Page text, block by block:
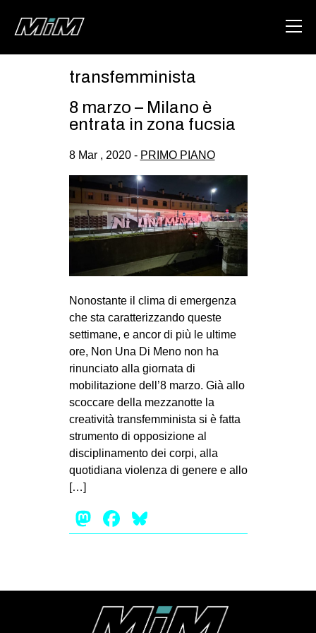
ABOUT
AREA
DEGENERAZIONE
GAZA FREESTYLE
CSOA LAMBRETTA
STUDENTI TSUNAMI
ZAM
MILANO
MOBILITAZIONI
SPAZI
SPORT POPOLARE
MOVIMENTI
AMBIENTE
ANTIFASCISMO
GENERI
REPRESSIONE
STUDENTI
transfemminista
8 marzo – Milano è
entrata in zona fucsia
8 Mar , 2020 - PRIMO PIANO
Nonostante il clima di emergenza
che sta caratterizzando queste
settimane, e ancor di più le ultime
ore, Non Una Di Meno non ha
rinunciato alla giornata di
mobilitazione dell’8 marzo. Già allo
scoccare della mezzanotte la
creatività transfemminista si è fatta
strumento di opposizione al
disciplinamento dei corpi, alla
quotidiana violenza di genere e allo
[…]
Mastodon
Facebook